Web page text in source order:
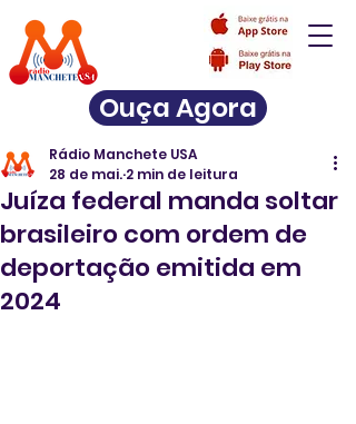
Ouça Agora
Juíza federal manda soltar
brasileiro com ordem de
deportação emitida em
2024
Rádio Manchete USA
28 de mai. 2 min de leitura